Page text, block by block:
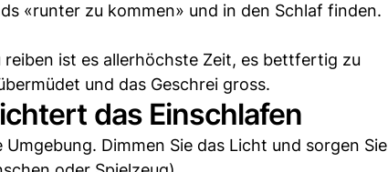
«runter zu kommen» und in den Schlaf finden.
ist es allerhöchste Zeit, es bettfertig zu
und das Geschrei gross.
das Einschlafen
Dimmen Sie das Licht und sorgen Sie